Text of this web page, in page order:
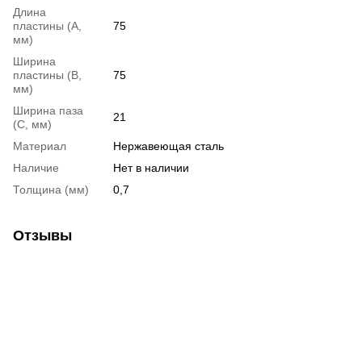
Длина
пластины (A,
мм)
75
Ширина
пластины (B,
мм)
75
Ширина паза
(C, мм)
21
Материал
Нержавеющая сталь
Наличие
Нет в наличии
Толщина (мм)
0,7
Отзывы